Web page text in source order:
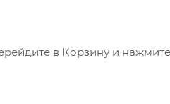
в Корзину и